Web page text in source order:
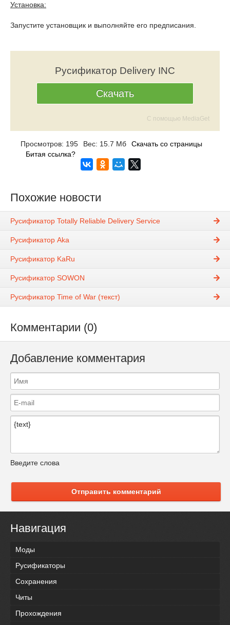
Установка:
Запустите установщик и выполняйте его предписания.
Русификатор Delivery INC
Скачать
С помощью MediaGet
Просмотров: 195 Вес: 15.7 Мб
Скачать со страницы
Битая ссылка?
Похожие новости
Русификатор Totally Reliable Delivery Service
Русификатор Aka
Русификатор KaRu
Русификатор SOWON
Русификатор Time of War (текст)
Комментарии (0)
Добавление комментария
Введите слова
Отправить комментарий
Навигация
Моды
Русификаторы
Сохранения
Читы
Прохождения